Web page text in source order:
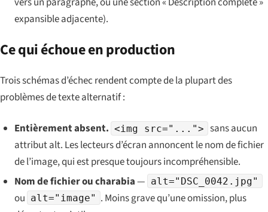
expansible adjacente).
Ce qui échoue en production
Trois schémas d’échec rendent compte de la plupart des
problèmes de texte alternatif :
Entièrement absent. <img src="..."> sans aucun
attribut alt. Les lecteurs d’écran annoncent le nom de fichier
de l’image, qui est presque toujours incompréhensible.
Nom de fichier ou charabia— alt="DSC_0042.jpg"
ou alt="image" . Moins grave qu’une omission, plus